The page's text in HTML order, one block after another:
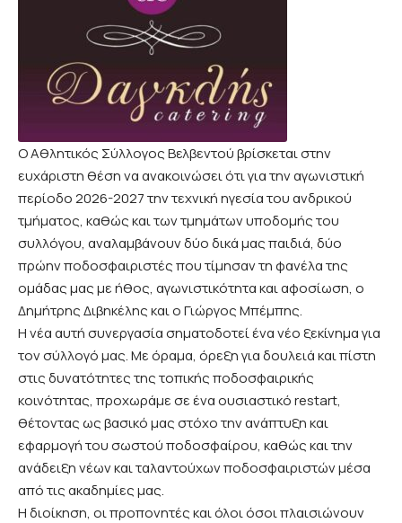
Ο Αθλητικός Σύλλογος Βελβεντού βρίσκεται στην
ευχάριστη θέση να ανακοινώσει ότι για την αγωνιστική
περίοδο 2026-2027 την τεχνική ηγεσία του ανδρικού
τμήματος, καθώς και των τμημάτων υποδομής του
συλλόγου, αναλαμβάνουν δύο δικά μας παιδιά, δύο
πρώην ποδοσφαιριστές που τίμησαν τη φανέλα της
ομάδας μας με ήθος, αγωνιστικότητα και αφοσίωση, ο
Δημήτρης Διβηκέλης και ο Γιώργος Μπέμπης.
Η νέα αυτή συνεργασία σηματοδοτεί ένα νέο ξεκίνημα για
τον σύλλογό μας. Με όραμα, όρεξη για δουλειά και πίστη
στις δυνατότητες της τοπικής ποδοσφαιρικής
κοινότητας, προχωράμε σε ένα ουσιαστικό restart,
θέτοντας ως βασικό μας στόχο την ανάπτυξη και
εφαρμογή του σωστού ποδοσφαίρου, καθώς και την
ανάδειξη νέων και ταλαντούχων ποδοσφαιριστών μέσα
από τις ακαδημίες μας.
Η διοίκηση, οι προπονητές και όλοι όσοι πλαισιώνουν